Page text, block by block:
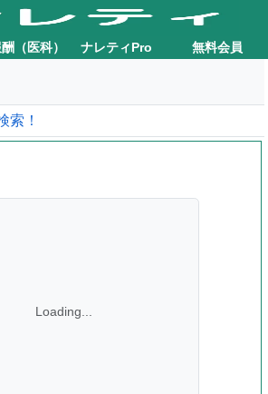
（医科） ナレティPro 無料会員
索！
Loading...